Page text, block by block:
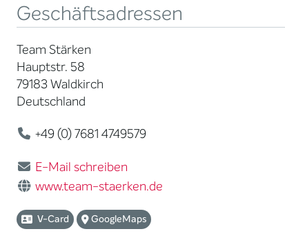
Geschäftsadressen
Team Stärken
Hauptstr. 58
79183 Waldkirch
Deutschland
+49 (0) 7681 4749579
E-Mail schreiben
www.team-staerken.de
V-Card GoogleMaps